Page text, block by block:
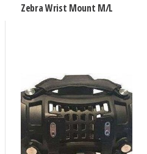
Zebra Wrist Mount M/L